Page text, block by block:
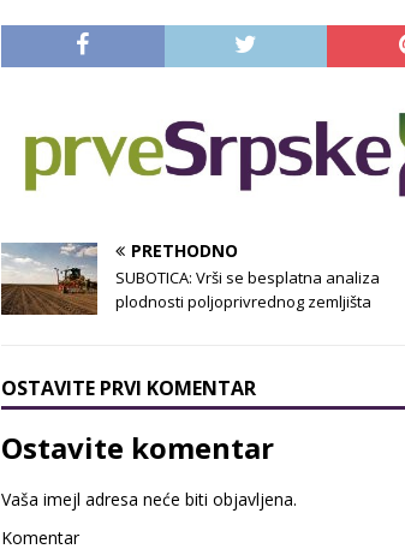
PRETHODNO
SUBOTICA: Vrši se besplatna analiza
plodnosti poljoprivrednog zemljišta
OSTAVITE PRVI KOMENTAR
Ostavite komentar
Vaša imejl adresa neće biti objavljena.
Komentar